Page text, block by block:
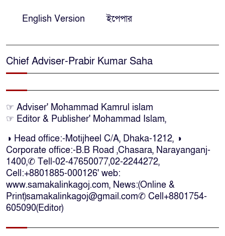
প্রাণনাশের আশঙ্কা থাকলেও ডিসেম্বরের
নির্দিষ্ট কোনো মামলা না থাকলে ‘শ্যোন
অ্যারেস্ট’ নয়, হাইকোর্টের আদেশ
স্থগিত
লাশ আনা’সহ পূর্ণ সহায়তার আশ্বাস
ইউএনও’র
কক্সবাজারে কোস্টগার্ডের অভিযানে
দেশীয় মদসহ আটক-৪
দক্ষিণ আফ্রিকায় দোকানে আগুন, ৬
English Version ইপেপার
Chief Adviser-Prabir Kumar Saha
☞ Adviser' Mohammad Kamrul islam
☞ Editor & Publisher' Mohammad Islam,
◑ Head office:-Motijheel C/A, Dhaka-1212, ◑
Corporate office:-B.B Road ,Chasara, Narayanganj-
1400,✆ Tell-02-47650077,02-2244272,
Cell:+8801885-000126' web:
www.samakalinkagoj.com, News:(Online &
Print)samakalinkagoj@gmail.com✆ Cell+8801754-
605090(Editor)